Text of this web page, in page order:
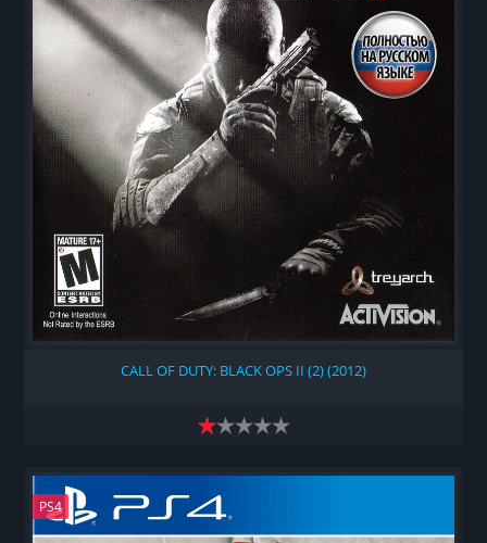
CALL OF DUTY: BLACK OPS II (2) (2012)
PS4